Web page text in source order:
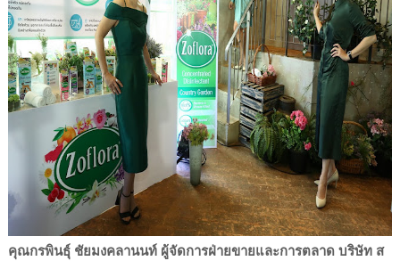
คุณกรพินธุ์ ชัยมงคลานนท์ ผู้จัดการฝ่ายขายและการตลาด บริษัท ส